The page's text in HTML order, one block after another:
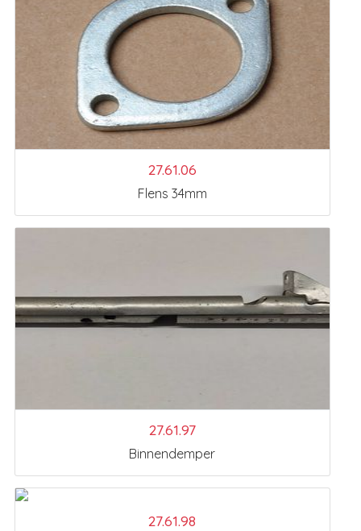
27.61.06
Flens 34mm
27.61.97
Binnendemper
27.61.98